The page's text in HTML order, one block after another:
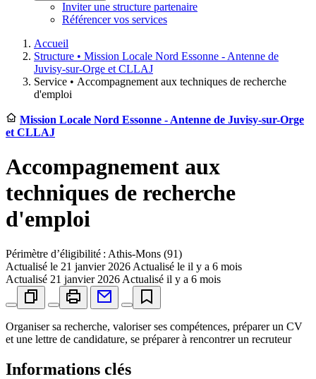
Inviter une structure partenaire
Référencer vos services
Accueil
Structure • Mission Locale Nord Essonne - Antenne de
Juvisy-sur-Orge et CLLAJ
Service • Accompagnement aux techniques de recherche
d'emploi
Mission Locale Nord Essonne - Antenne de Juvisy-sur-Orge
et CLLAJ
Accompagnement aux
techniques de recherche
d'emploi
Périmètre d’éligibilité : Athis-Mons (91)
Actualisé le 21 janvier 2026 Actualisé le il y a 6 mois
Actualisé 21 janvier 2026 Actualisé il y a 6 mois
Organiser sa recherche, valoriser ses compétences, préparer un CV
et une lettre de candidature, se préparer à rencontrer un recruteur
Informations clés